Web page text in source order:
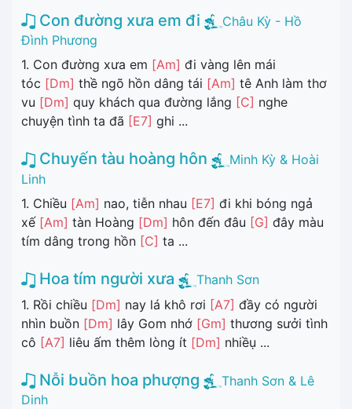
Con đường xưa em đi
Châu Kỳ - Hồ
Đình Phương
1. Con đường xưa em [Am] đi vàng lên mái
tóc [Dm] thề ngõ hồn dâng tái [Am] tê Anh làm thơ
vu [Dm] quy khách qua đường lắng [C] nghe
chuyện tình ta đã [E7] ghi ...
Chuyến tàu hoàng hôn
Minh Kỳ & Hoài
Linh
1. Chiều [Am] nao, tiễn nhau [E7] đi khi bóng ngả
xế [Am] tàn Hoàng [Dm] hôn đến đâu [G] đây màu
tím dâng trong hồn [C] ta ...
Hoa tím người xưa
Thanh Sơn
1. Rồi chiều [Dm] nay lá khô rơi [A7] đầy có người
nhìn buồn [Dm] lây Gom nhớ [Gm] thương sưởi tình
cô [A7] liêu ấm thêm lòng ít [Dm] nhiềụ ...
Nỗi buồn hoa phượng
Thanh Sơn & Lê
Dinh